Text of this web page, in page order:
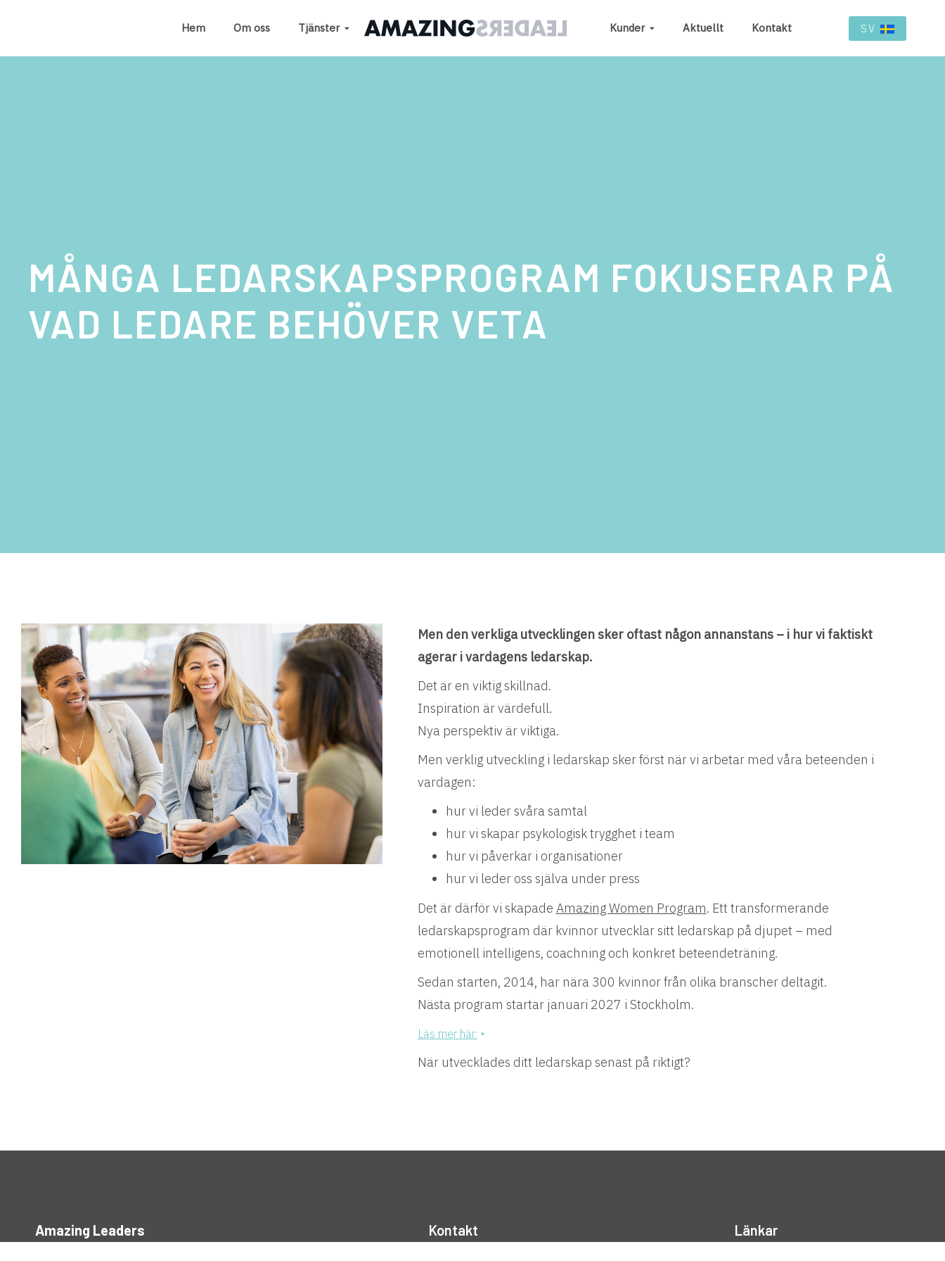
Hem Om oss Tjänster Kunder Aktuellt Kontakt SV
MÅNGA LEDARSKAPSPROGRAM FOKUSERAR PÅ
VAD LEDARE BEHÖVER VETA
Men den verkliga utvecklingen sker oftast någon annanstans – i hur vi faktiskt
agerar i vardagens ledarskap.
Det är en viktig skillnad.
Inspiration är värdefull.
Nya perspektiv är viktiga.
Men verklig utveckling i ledarskap sker först när vi arbetar med våra beteenden i
vardagen:
hur vi leder svåra samtal
hur vi skapar psykologisk trygghet i team
hur vi påverkar i organisationer
hur vi leder oss själva under press
Det är därför vi skapade Amazing Women Program. Ett transformerande
ledarskapsprogram där kvinnor utvecklar sitt ledarskap på djupet – med
emotionell intelligens, coachning och konkret beteendeträning.
Sedan starten, 2014, har nära 300 kvinnor från olika branscher deltagit.
Nästa program startar januari 2027 i Stockholm.
Läs mer här:
När utvecklades ditt ledarskap senast på riktigt?
Amazing Leaders Kontakt Länkar